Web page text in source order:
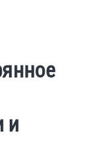
и